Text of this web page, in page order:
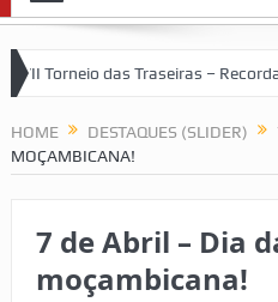
das Traseiras –
HOME DESTAQUES (SLIDER)
MOÇAMBICANA!
7 de Abril – Dia
moçambicana!